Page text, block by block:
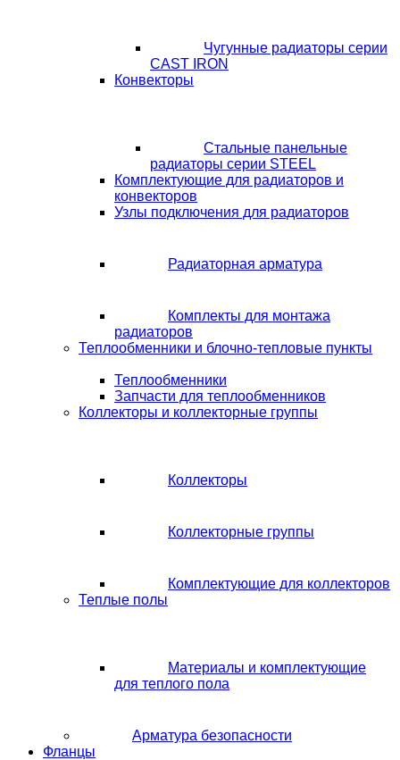
Чугунные радиаторы серии
CAST IRON
Конвекторы
Стальные панельные
радиаторы серии STEEL
Комплектующие для радиаторов и
конвекторов
Узлы подключения для радиаторов
Радиаторная арматура
Комплекты для монтажа
радиаторов
Теплообменники и блочно-тепловые пункты
Теплообменники
Запчасти для теплообменников
Коллекторы и коллекторные группы
Коллекторы
Коллекторные группы
Комплектующие для коллекторов
Теплые полы
Материалы и комплектующие
для теплого пола
Арматура безопасности
Фланцы